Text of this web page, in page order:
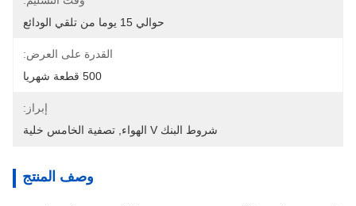
حوالي 15 يوما من تلقي الودائع
القدرة على العرض:
500 قطعة شهريا
إبراز:
شروط البنك V الهواء
تصفية الخامس خلية
وصف المنتج